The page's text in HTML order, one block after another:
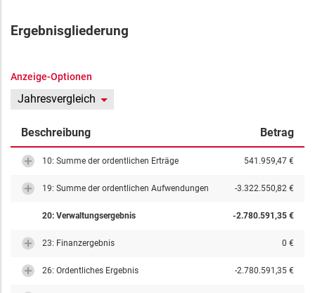
Ergebnisgliederung
Anzeige-Optionen
Jahresvergleich
Beschreibung Betrag
10: Summe der ordentlichen Erträge 541.959,47 €
19: Summe der ordentlichen Aufwendungen -3.322.550,82 €
20: Verwaltungsergebnis -2.780.591,35 €
23: Finanzergebnis 0 €
26: Ordentliches Ergebnis -2.780.591,35 €